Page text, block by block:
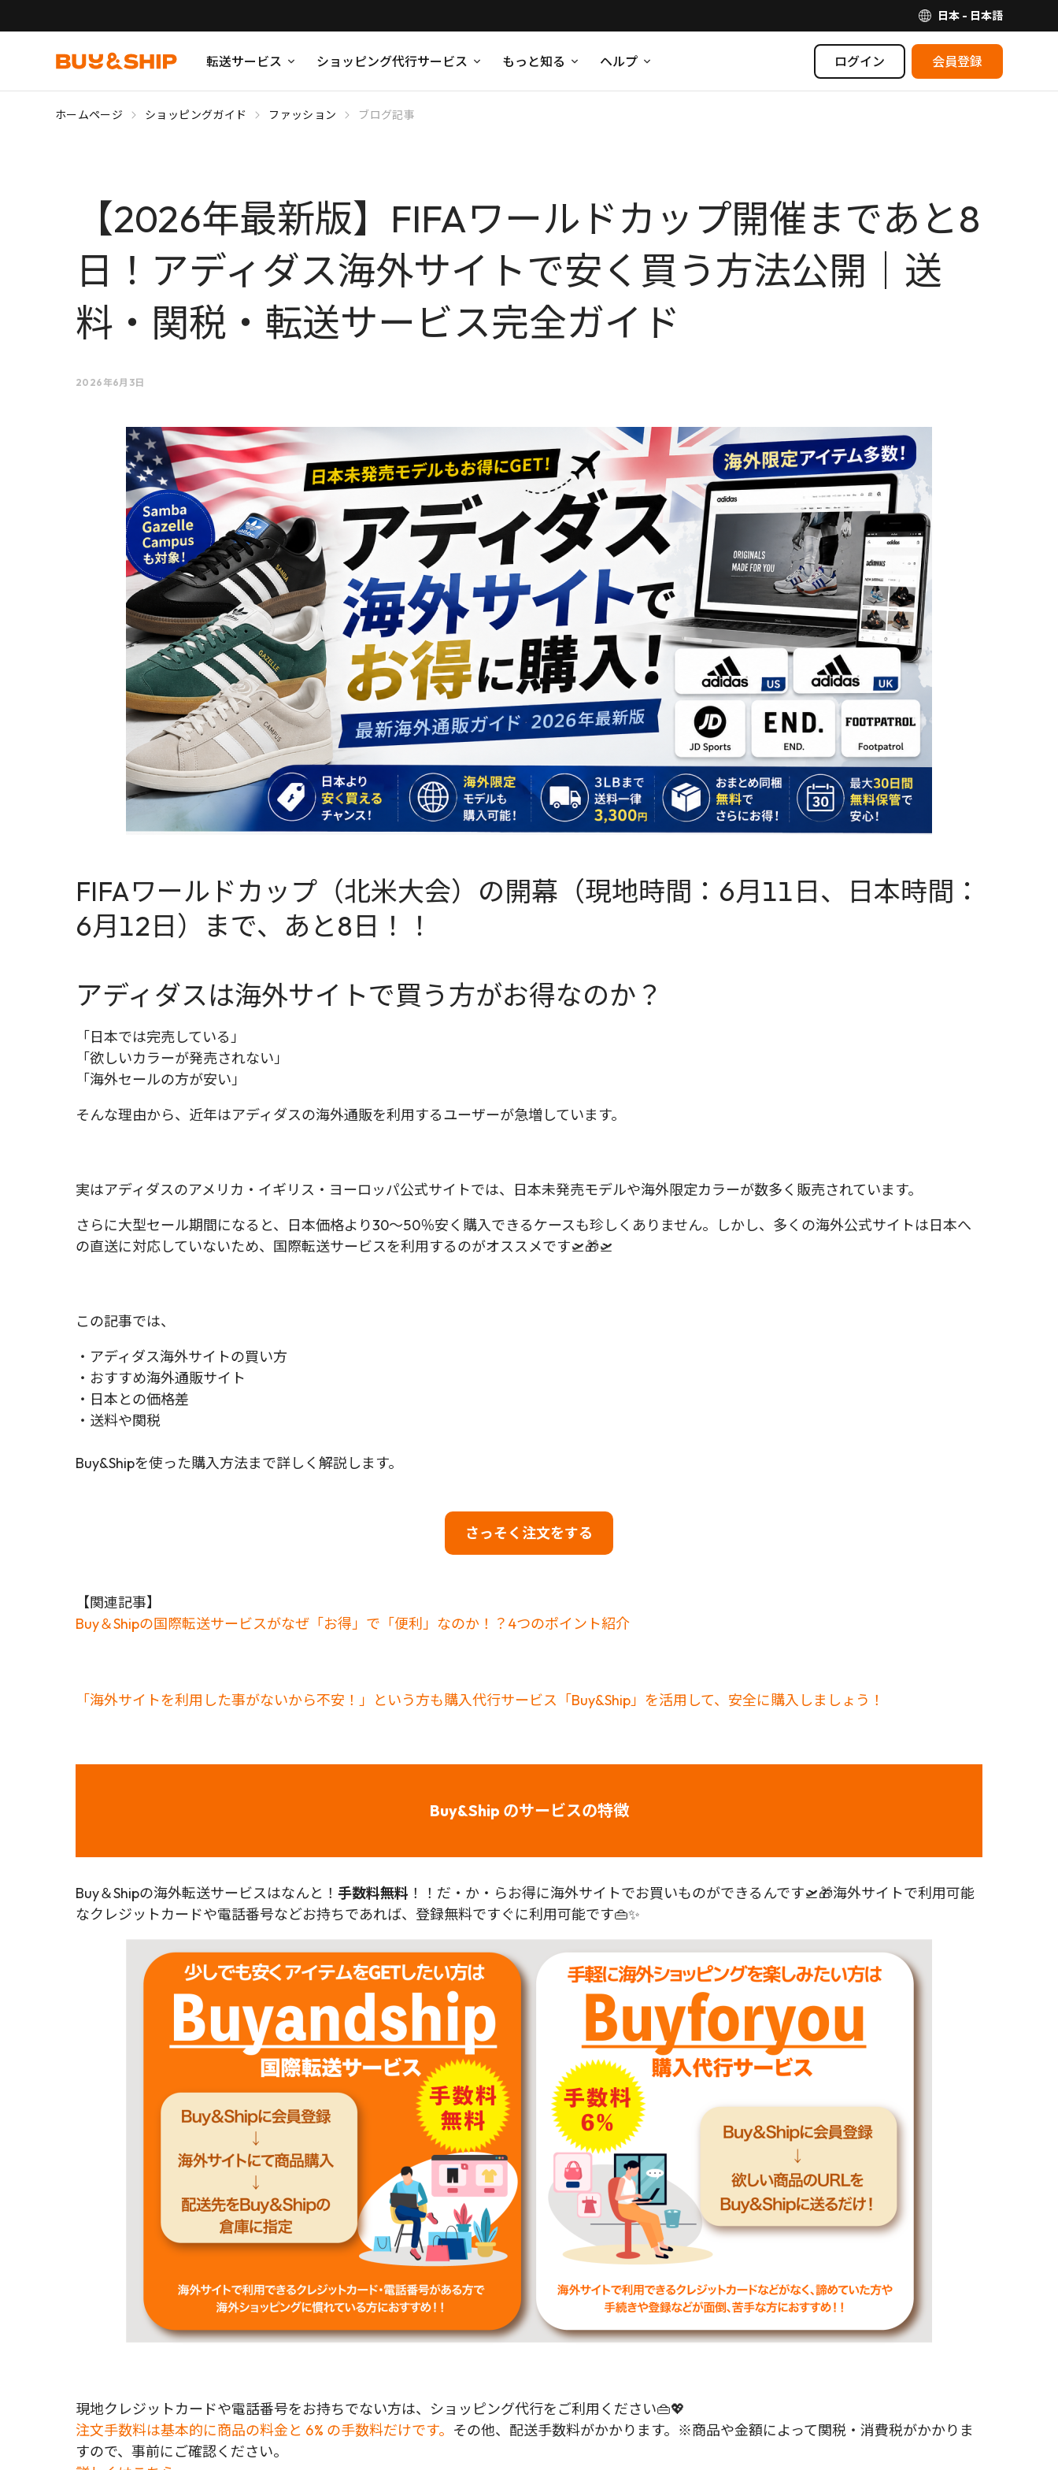
日本 - 日本語
転送サービス ショッピング代行サービス もっと知る ヘルプ ログイン 会員登録
ホームページ ショッピングガイド ファッション ブログ記事
【2026年最新版】FIFAワールドカップ開催まであと8
日！アディダス海外サイトで安く買う方法公開｜送
料・関税・転送サービス完全ガイド
2026年6月3日
FIFAワールドカップ（北米大会）の開幕（現地時間：6月11日、日本時間：
6月12日）まで、あと8日！！
アディダスは海外サイトで買う方がお得なのか？
「日本では完売している」
「欲しいカラーが発売されない」
「海外セールの方が安い」
そんな理由から、近年はアディダスの海外通販を利用するユーザーが急増しています。
実はアディダスのアメリカ・イギリス・ヨーロッパ公式サイトでは、日本未発売モデルや海外限定カラーが数多く販売されています。
さらに大型セール期間になると、日本価格より30～50％安く購入できるケースも珍しくありません。しかし、多くの海外公式サイトは日本へ
の直送に対応していないため、国際転送サービスを利用するのがオススメです🛫🎁🛫
この記事では、
・アディダス海外サイトの買い方
・おすすめ海外通販サイト
・日本との価格差
・送料や関税
Buy&Shipを使った購入方法まで詳しく解説します。
さっそく注文をする
【関連記事】
Buy＆Shipの国際転送サービスがなぜ「お得」で「便利」なのか！？4つのポイント紹介
「海外サイトを利用した事がないから不安！」という方も購入代行サービス「Buy&Ship」を活用して、安全に購入しましょう！
Buy&Ship のサービスの特徴
Buy＆Shipの海外転送サービスはなんと！ 手数料無料 ！！だ・か・らお得に海外サイトでお買いものができるんです🛫🎁海外サイトで利用可能
なクレジットカードや電話番号などお持ちであれば、登録無料ですぐに利用可能です👜✨
現地クレジットカードや電話番号をお持ちでない方は、ショッピング代行をご利用ください👜💖
注文手数料は基本的に商品の料金と 6% の手数料だけです。 その他、配送手数料がかかります。※商品や金額によって関税・消費税がかかりま
すので、事前にご確認ください。